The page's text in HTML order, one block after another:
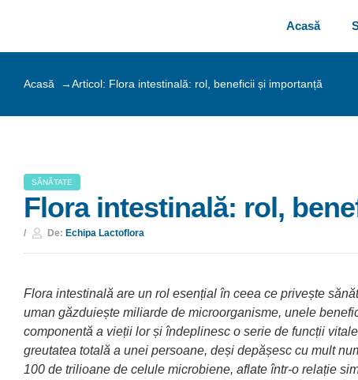
Acasă
Acasă →Articol: Flora intestinală: rol, beneficii și importanță
SĂNĂTATE
Flora intestinală: rol,
De: Echipa Lactoflora
Flora intestinală are un rol esențial în ceea ce privește
uman găzduiește miliarde de microorganisme, unele
componentă a vieții lor și îndeplinesc o serie de funcții
greutatea totală a unei persoane, deși depășesc cu mult
100 de trilioane de celule microbiene, aflate într-o relație